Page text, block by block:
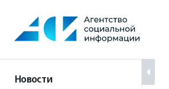
содержанию
Новости